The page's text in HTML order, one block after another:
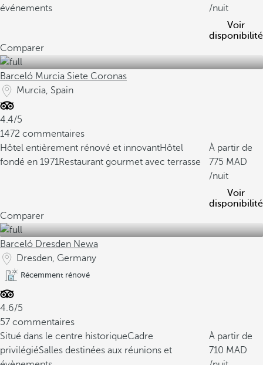
événements
/nuit
Voir
disponibilité
Comparer
Barceló Murcia Siete Coronas
Murcia, Spain
4.4/5
1472 commentaires
Hôtel entièrement rénové et innovantHôtel
fondé en 1971Restaurant gourmet avec terrasse
À partir de
775
/nuit
Voir
disponibilité
Comparer
Barceló Dresden Newa
Dresden, Germany
Récemment rénové
4.6/5
57 commentaires
Situé dans le centre historiqueCadre
privilégiéSalles destinées aux réunions et
À partir de
710